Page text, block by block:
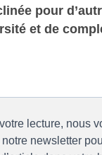
pour
et de